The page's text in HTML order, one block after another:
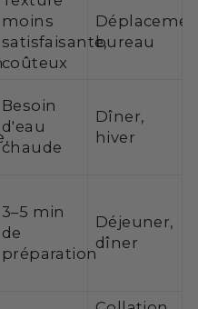
moins
satisfaisante,
coûteux
bureau
Besoin
d'eau
chaude
Dîner,
hiver
3–5 min
de
préparation
Déjeuner,
dîner